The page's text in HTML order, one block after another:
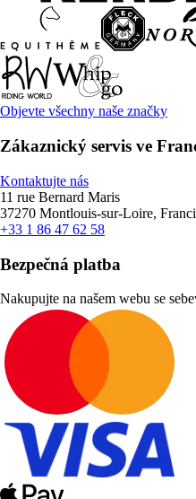
Objevte všechny naše značky
Zákaznický servis ve
Kontaktujte nás
11 rue Bernard Maris
37270 Montlouis-sur-Loire,
+33 1 86 47 62 58
Bezpečná platba
Nakupujte na našem webu se